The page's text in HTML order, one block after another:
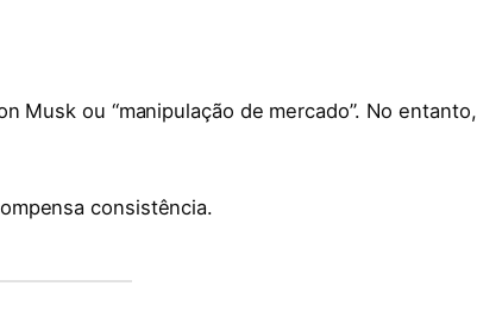
Musk ou “manipulação de mercado”. No entanto,
consistência.